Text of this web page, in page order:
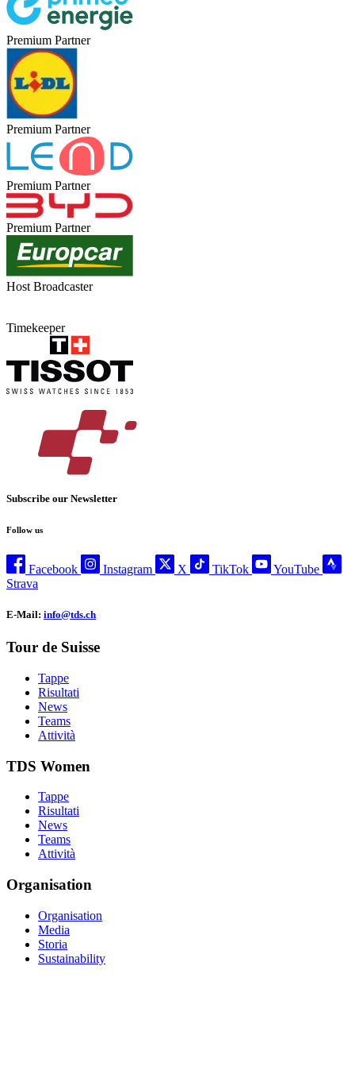
Premium Partner
Premium Partner
Premium Partner
Premium Partner
Host Broadcaster
Timekeeper
Subscribe our Newsletter
Follow us
Facebook Instagram X TikTok
YouTube
Strava
E-Mail: info@tds.ch
Tour de Suisse
Tappe
Risultati
News
Teams
Attività
TDS Women
Tappe
Risultati
News
Teams
Attività
Organisation
Organisation
Media
Storia
Sustainability